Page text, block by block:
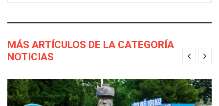
MÁS ARTÍCULOS DE LA CATEGORÍA
NOTICIAS